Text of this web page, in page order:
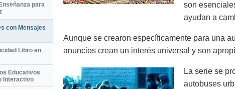
son
ayudan a
Aunque se crearon específicamente para una
anuncios crean un interés universal y son
La serie se
autobuses
para
con Mensajes
Libro en
Educativos
Interactivo